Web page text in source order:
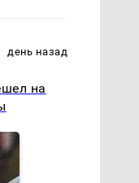
день назад
на